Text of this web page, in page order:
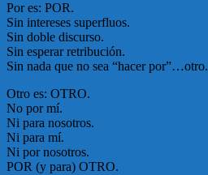
Por es: POR.
Sin intereses superfluos.
Sin doble discurso.
Sin esperar retribución.
Sin nada que no sea “hacer por”…otro.
Otro es: OTRO.
No por mí.
Ni para nosotros.
Ni para mí.
Ni por nosotros.
POR (y para) OTRO.